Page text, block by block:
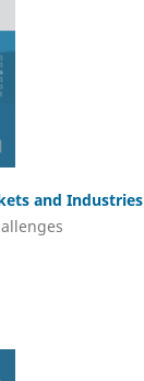
and Industries